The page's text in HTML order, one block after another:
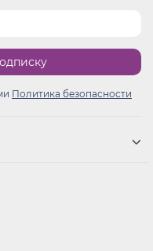
Политика безопасности